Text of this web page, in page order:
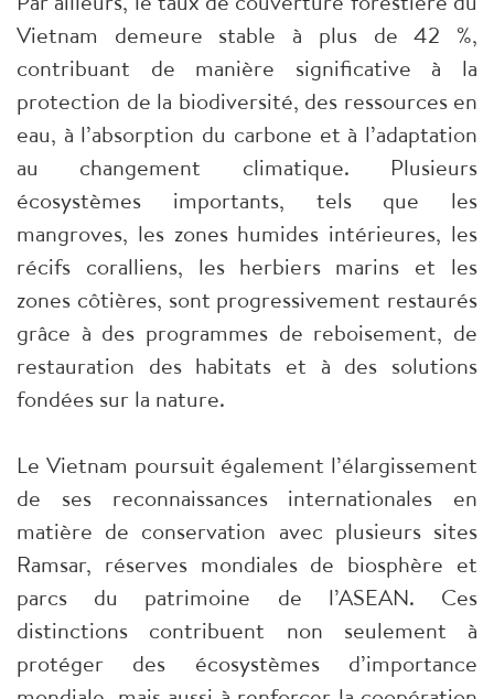
Vietnam demeure stable à plus de 42 %,
contribuant de manière significative à la
protection de la biodiversité, des ressources en
eau, à l’absorption du carbone et à l’adaptation
au changement climatique. Plusieurs
écosystèmes importants, tels que les
mangroves, les zones humides intérieures, les
récifs coralliens, les herbiers marins et les
zones côtières, sont progressivement restaurés
grâce à des programmes de reboisement, de
restauration des habitats et à des solutions
fondées sur la nature.
Le Vietnam poursuit également l’élargissement
de ses reconnaissances internationales en
matière de conservation avec plusieurs sites
Ramsar, réserves mondiales de biosphère et
parcs du patrimoine de l’ASEAN. Ces
distinctions contribuent non seulement à
protéger des écosystèmes d’importance